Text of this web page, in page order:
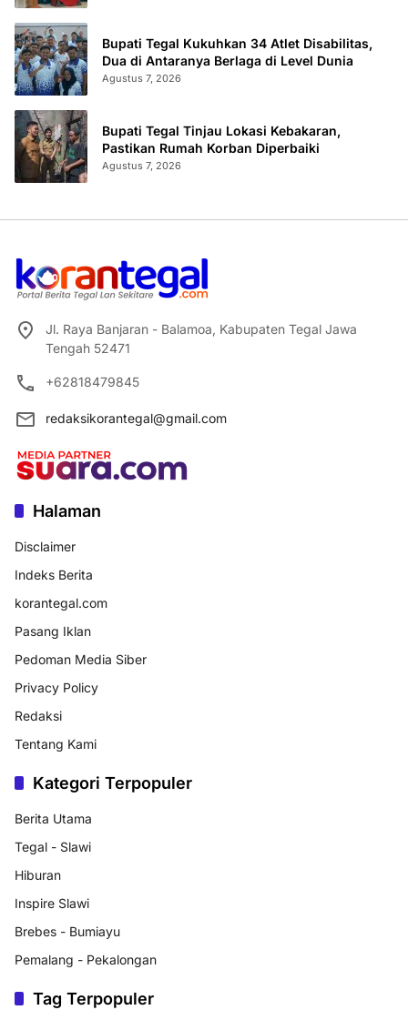
Bupati Tegal Kukuhkan 34 Atlet Disabilitas,
Dua di Antaranya Berlaga di Level Dunia
Agustus 7, 2026
Bupati Tegal Tinjau Lokasi Kebakaran,
Pastikan Rumah Korban Diperbaiki
Agustus 7, 2026
Jl. Raya Banjaran - Balamoa, Kabupaten Tegal Jawa
Tengah 52471
+62818479845
redaksikorantegal@gmail.com
Halaman
Disclaimer
Indeks Berita
korantegal.com
Pasang Iklan
Pedoman Media Siber
Privacy Policy
Redaksi
Tentang Kami
Kategori Terpopuler
Berita Utama
Tegal - Slawi
Hiburan
Inspire Slawi
Brebes - Bumiayu
Pemalang - Pekalongan
Tag Terpopuler